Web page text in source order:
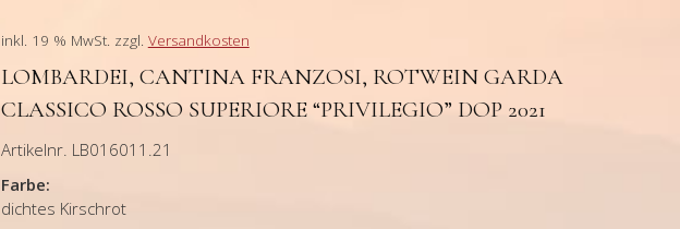
inkl. 19 % MwSt. zzgl. Versandkosten
LOMBARDEI, CANTINA FRANZOSI, ROTWEIN GARDA
CLASSICO ROSSO SUPERIORE “PRIVILEGIO” DOP 2021
Artikelnr. LB016011.21
Farbe:
dichtes Kirschrot